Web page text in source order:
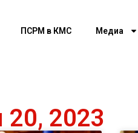
ПСРМ в КМС Медиа
20, 2023